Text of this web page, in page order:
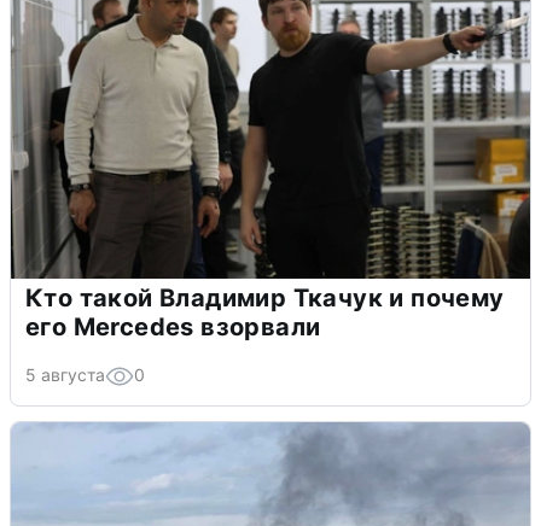
Кто такой Владимир Ткачук и почему
его Mercedes взорвали
5 августа 0